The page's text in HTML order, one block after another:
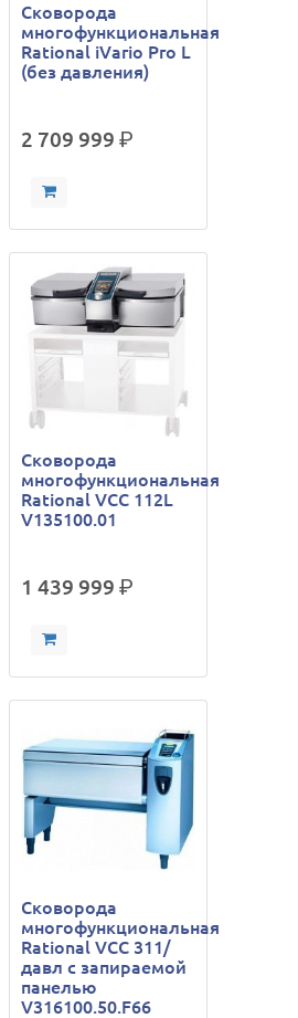
Сковорода
многофункциональная
Rational iVario Pro L
(без давления)
2 709 999 р.
Сковорода
многофункциональная
Rational VCC 112L
V135100.01
1 439 999 р.
Сковорода
многофункциональная
Rational VCC 311/
давл с запираемой
панелью
V316100.50.F66